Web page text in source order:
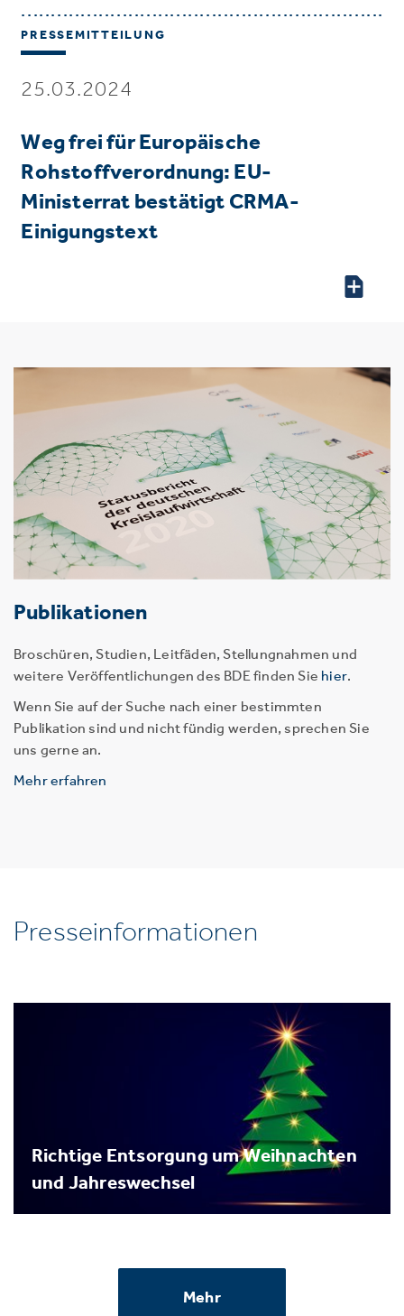
PRESSEMITTEILUNG
25.03.2024
Weg frei für Europäische
Rohstoffverordnung: EU-
Ministerrat bestätigt CRMA-
Einigungstext
Publikationen
Broschüren, Studien, Leitfäden, Stellungnahmen und
weitere Veröffentlichungen des BDE finden Sie hier.
Wenn Sie auf der Suche nach einer bestimmten
Publikation sind und nicht fündig werden, sprechen Sie
uns gerne an.
Mehr erfahren
Presseinformationen
Richtige Entsorgung um Weihnachten
und Jahreswechsel
Mehr